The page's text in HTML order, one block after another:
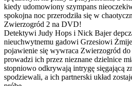
kiedy udomowiony szympans
spokojna noc przerodziła się w
Zwierzogród 2 na DVD!
Detektywi Judy Hops i Nick Bajer
nieuchwytnemu gadowi Grzesiowi
pojawienie się wywraca Zwierzogród
prowadzi ich przez nieznane dzielnice
stopniowo odkrywają intrygę sięgającą
spodziewali, a ich partnerski układ